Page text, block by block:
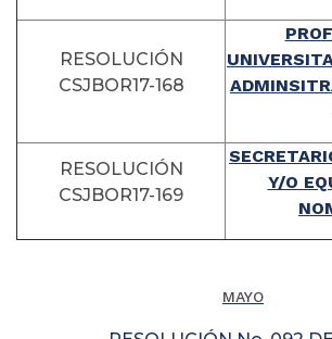
RESOLUCIÓN
CSJBOR17-168
RESOLUCIÓN
CSJBOR17-169
Y/O
MAYO